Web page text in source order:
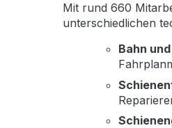
Mit rund 660
unterschiedlichen
Bahn